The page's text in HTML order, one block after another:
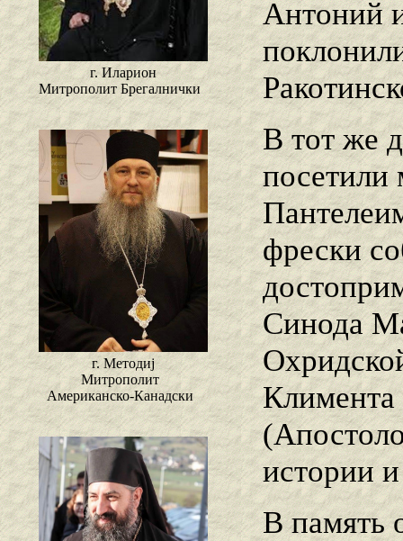
г. Иларион
Митрополит Брегалнички
г. Методиј
Митрополит
Американско-Канадски
Антоний
В тот же
посетили
фрески
Синода
Климента
истории
В память